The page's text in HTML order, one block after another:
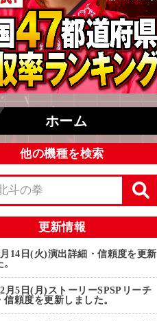
ホーム
他の機種を検索
更新情報
14日(火)演出詳細・信頼度を更新
月5日(月)ストーリーSPSPリーチ
信頼度を更新しました。